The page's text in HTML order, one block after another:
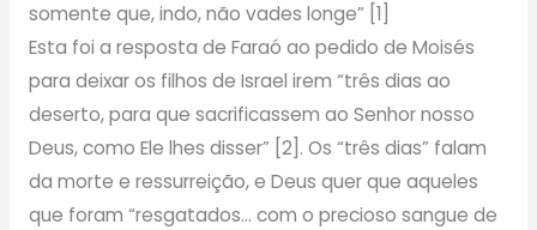
somente que, indo, não vades longe” [1]
Esta foi a resposta de Faraó ao pedido de Moisés
para deixar os filhos de Israel irem “três dias ao
deserto, para que sacrificassem ao Senhor nosso
Deus, como Ele lhes disser” [2]. Os “três dias” falam
da morte e ressurreição, e Deus quer que aqueles
que foram “resgatados… com o precioso sangue de